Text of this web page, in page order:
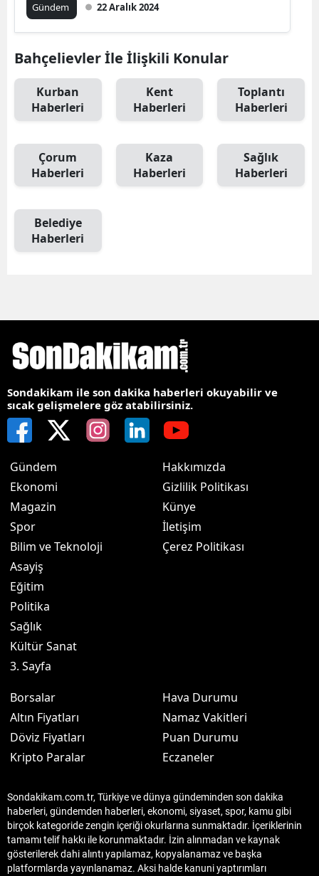
Gündem 22 Aralık 2024
Bahçelievler İle İlişkili Konular
Kurban
Haberleri
Kent
Haberleri
Toplantı
Haberleri
Çorum
Haberleri
Kaza
Haberleri
Sağlık
Haberleri
Belediye
Haberleri
Sondakikam ile son dakika haberleri okuyabilir ve
sıcak gelişmelere göz atabilirsiniz.
Gündem
Ekonomi
Magazin
Spor
Bilim ve Teknoloji
Asayiş
Eğitim
Politika
Sağlık
Kültür Sanat
3. Sayfa
Hakkımızda
Gizlilik Politikası
Künye
İletişim
Çerez Politikası
Borsalar
Altın Fiyatları
Döviz Fiyatları
Kripto Paralar
Hava Durumu
Namaz Vakitleri
Puan Durumu
Eczaneler
Sondakikam.com.tr, Türkiye ve dünya gündeminden son dakika
haberleri, gündemden haberleri, ekonomi, siyaset, spor, kamu gibi
birçok kategoride zengin içeriği okurlarına sunmaktadır. İçeriklerinin
tamamı telif hakkı ile korunmaktadır. İzin alınmadan ve kaynak
gösterilerek dahi alıntı yapılamaz, kopyalanamaz ve başka
platformlarda yayınlanamaz. Aksi halde kanuni yaptırımları